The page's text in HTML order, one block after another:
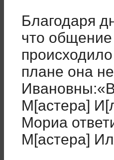
Благодаря
что
плане она
М[астера]
Мориа
М[астера]